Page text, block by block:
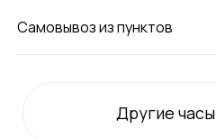
Самовывоз из пунктов
Другие